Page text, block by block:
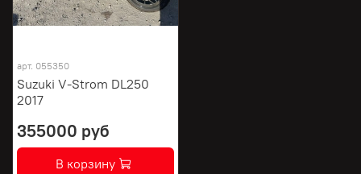
арт. 055350
Suzuki V-Strom DL250
2017
355000 руб
В корзину